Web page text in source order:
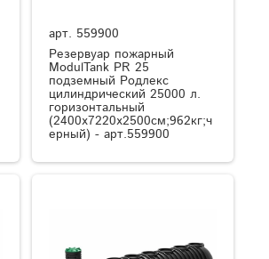
арт. 559900
Резервуар пожарный
ModulTank PR 25
подземный Родлекс
цилиндрический 25000 л.
горизонтальный
(2400x7220x2500см;962кг;ч
ерный) - арт.559900